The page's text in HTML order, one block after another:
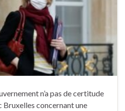
n’a pas de certitude
Bruxelles concernant une